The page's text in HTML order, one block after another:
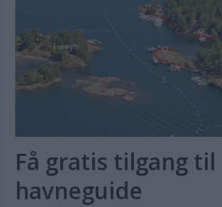
Få gratis tilgang til
havneguide